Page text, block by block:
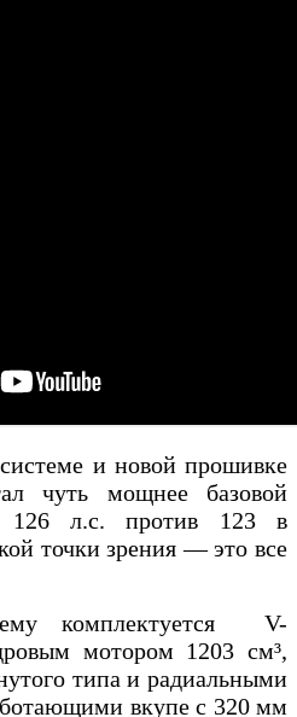
и новой прошивке
чуть мощнее базовой
126 л.с. против 123 в
точки зрения — это все
комплектуется V-
мотором 1203 см³,
типа и радиальными
вкупе с 320 мм